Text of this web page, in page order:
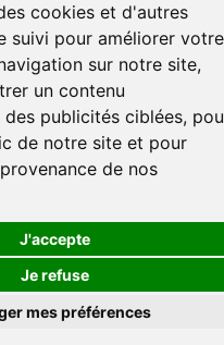
cookies et d'autres
suivi pour améliorer votre
sur notre site,
un contenu
des publicités ciblées,
de notre site et pour
de nos
J'accepte
Je refuse
mes préférences